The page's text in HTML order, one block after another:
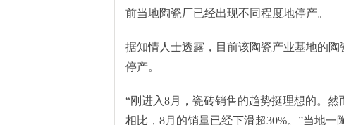
前当地陶瓷厂已经出现不同程度地停产。
据知情人士透露，目前该陶瓷产业基地的
停产。
“刚进入8月，瓷砖销售的趋势挺理想的。
相比，8月的销量已经下滑超30%。”当地一